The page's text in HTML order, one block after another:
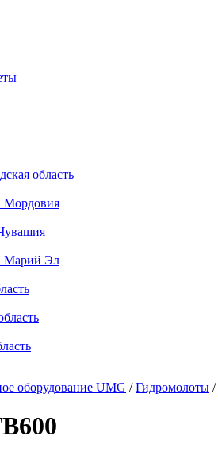
область
Мордовия
Марий Эл
оборудование UMG /Гидромолоты /